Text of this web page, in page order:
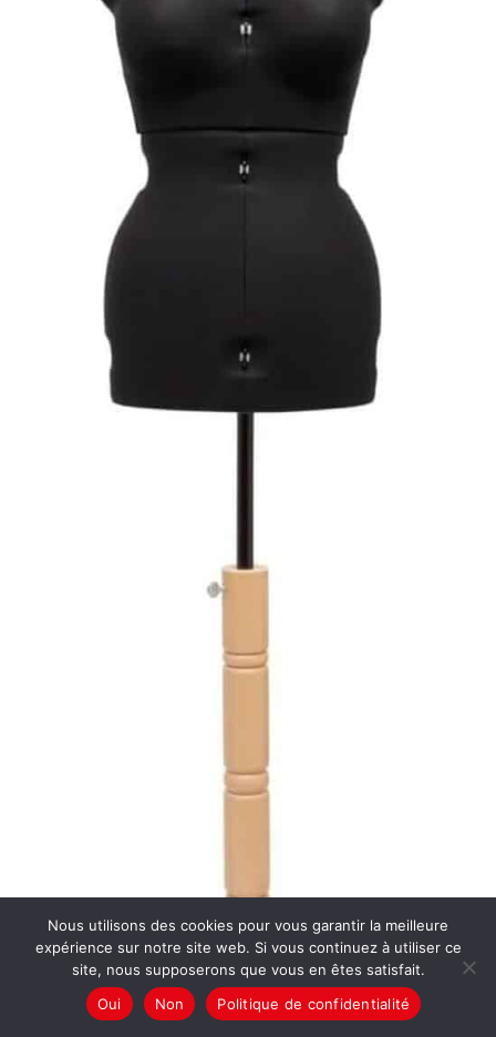
Nous utilisons des cookies pour vous garantir la meilleure
expérience sur notre site web. Si vous continuez à utiliser ce
site, nous supposerons que vous en êtes satisfait.
Oui
Non Politique de confidentialité